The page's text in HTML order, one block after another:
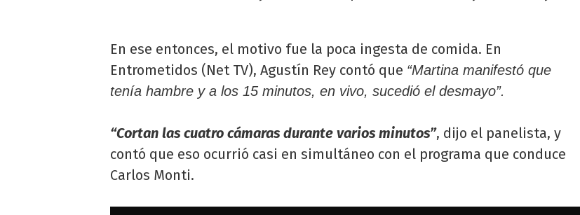
En ese entonces, el motivo fue la poca ingesta de comida. En
Entrometidos (Net TV), Agustín Rey contó que “Martina manifestó que
tenía hambre y a los 15 minutos, en vivo, sucedió el desmayo”.
“Cortan las cuatro cámaras durante varios minutos”, dijo el panelista, y
contó que eso ocurrió casi en simultáneo con el programa que conduce
Carlos Monti.